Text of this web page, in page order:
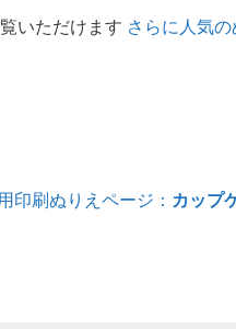
いただけます さらに人気
印刷ぬりえページ： カップ